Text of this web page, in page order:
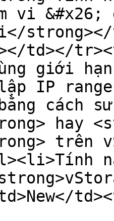
vi
td></
giới
IP range
cách
hay
trên